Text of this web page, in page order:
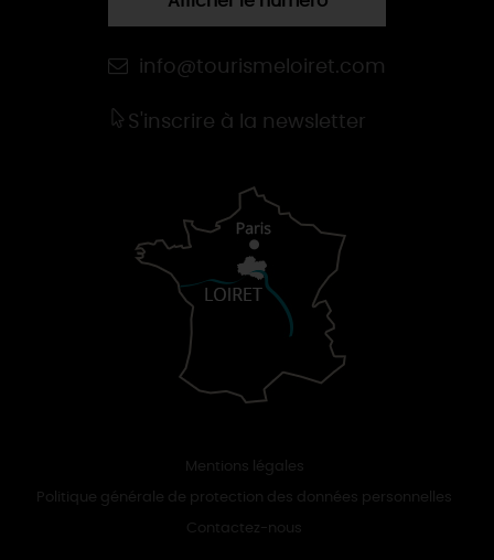
info@tourismeloiret.com
S'inscrire à la newsletter
Mentions légales
Politique générale de protection des données personnelles
Contactez-nous